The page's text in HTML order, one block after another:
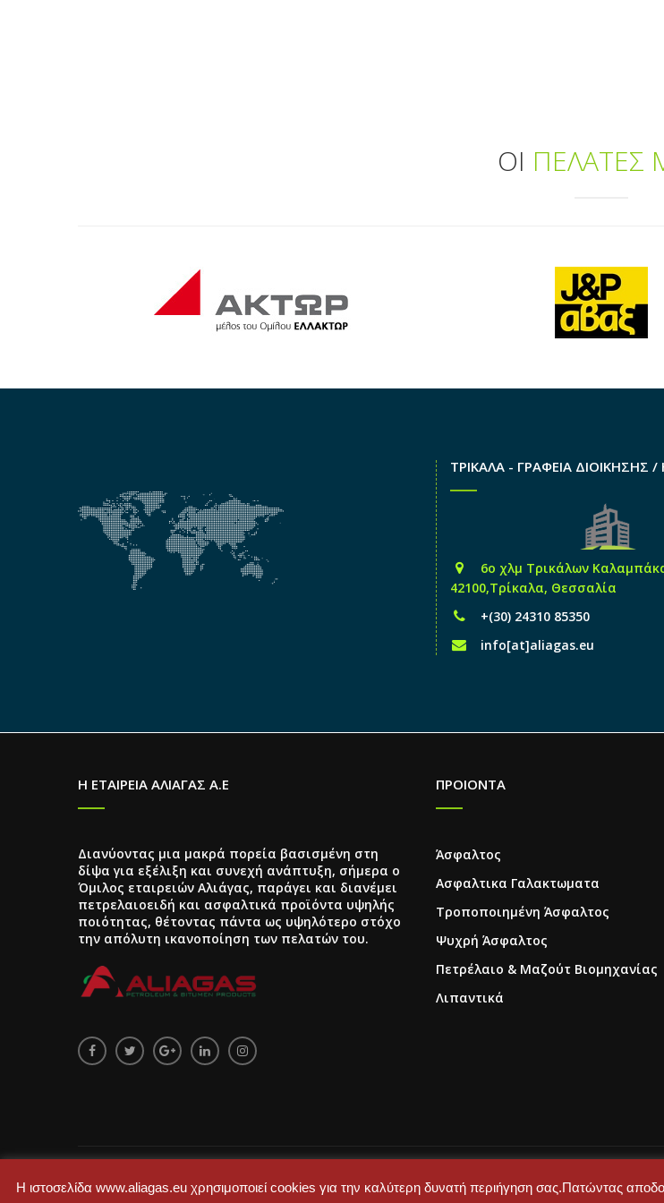
ΟΙ ΠΕΛΑΤΕΣ
ΤΡΙΚΑΛΑ - ΓΡΑΦΕΙΑ ΔΙΟΙΚΗΣΗΣ /
6o χλμ Τρικάλων
42100,Τρίκαλα, Θεσσαλία
+(30) 24310 85350
info[at]aliagas.eu
Η ΕΤΑΙΡΕΙΑ ΑΛΙΑΓΑΣ Α.Ε
Διανύοντας μια μακρά πορεία βασισμένη στη
δίψα για εξέλιξη και συνεχή ανάπτυξη, σήμερα ο
Όμιλος εταιρειών Αλιάγας, παράγει και διανέμει
πετρελαιοειδή και ασφαλτικά προϊόντα υψηλής
ποιότητας, θέτοντας πάντα ως υψηλότερο στόχο
την απόλυτη ικανοποίηση των πελατών του.
ΠΡΟΙΟΝΤΑ
Άσφαλτος
Ασφαλτικα Γαλακτωματα
Τροποποιημένη Άσφαλτος
Ψυχρή Άσφαλτος
Πετρέλαιο & Μαζούτ Βιομηχανίας
Λιπαντικά
Designed with extra love byLoukas Vavitsas, Powered by Aliagas S.A
Η ιστοσελίδα www.aliagas.eu χρησιμοποιεί cookies για την καλύτερη δυνατή περιήγηση σας.Πατώντας